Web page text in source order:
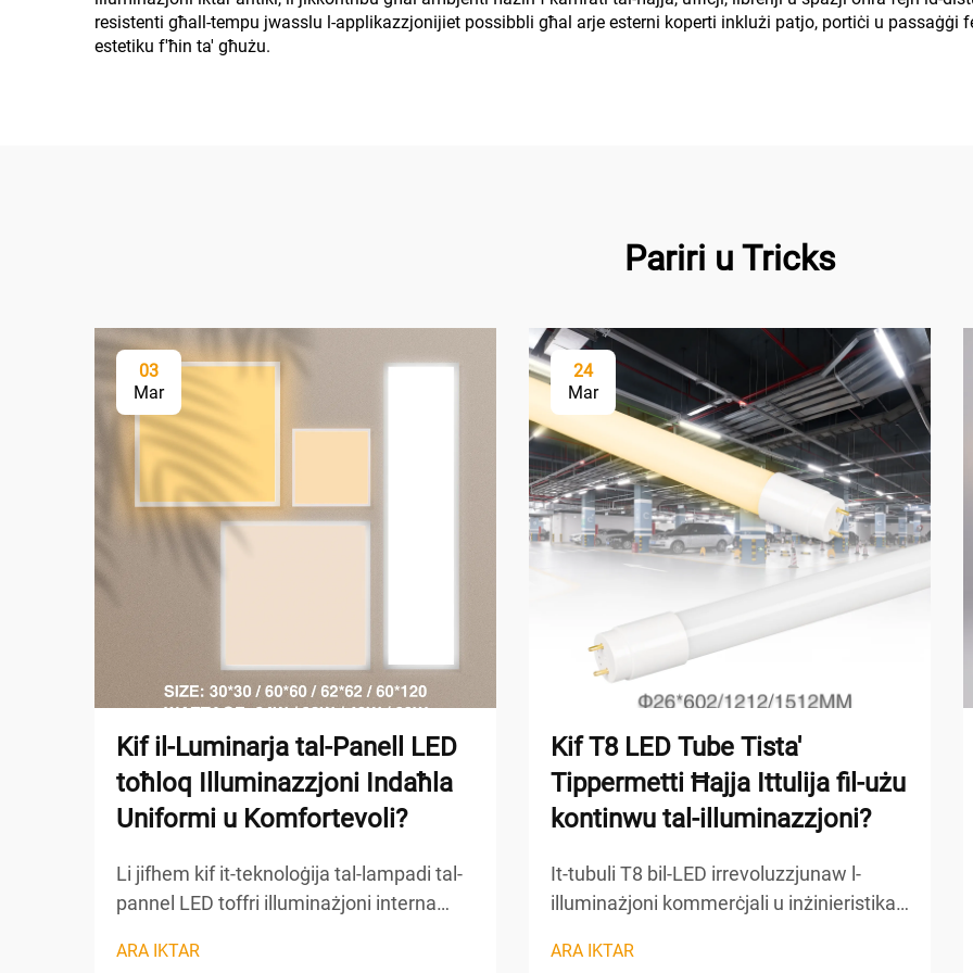
resistenti għall-tempu jwasslu l-applikazzjonijiet possibbli għal arje esterni koperti inklużi patjo, portiċi u passaġġi
estetiku f'ħin ta' għużu.
Pariri u Tricks
03
Mar
Kif il-Luminarja tal-Panell LED
toħloq Illuminazzjoni Indaħla
Uniformi u Komfortevoli?
Li jifhem kif it-teknoloġija tal-lampadi tal-
pannel LED toffri illuminażjoni interna
ħajja tal-inġinerija ottika sofistikata u tal-
ARA IKTAR
24
Mar
Kif T8 LED Tube Tista'
Tippermetti Ħajja Ittulija fil-użu
kontinwu tal-illuminazzjoni?
It-tubuli T8 bil-LED irrevoluzzjunaw l-
illuminażjoni kommerċjali u inżinieristika
kondizzjonijiet ta’ operazzjoni kontinwa
ARA IKTAR